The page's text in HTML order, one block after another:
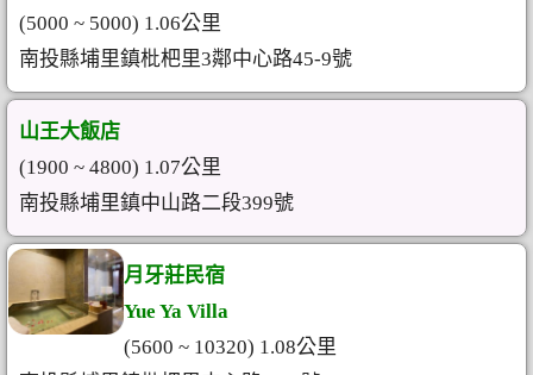
(5000 ~ 5000) 1.06公里
南投縣埔里鎮枇杷里3鄰中心路45-9號
山王大飯店
(1900 ~ 4800) 1.07公里
南投縣埔里鎮中山路二段399號
月牙莊民宿
Yue Ya Villa
(5600 ~ 10320) 1.08公里